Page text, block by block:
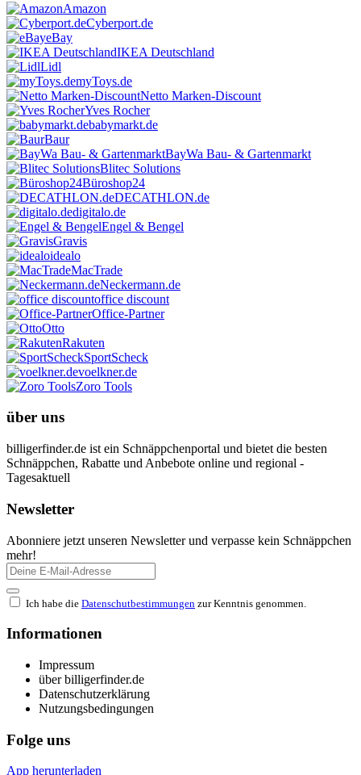
Amazon
Cyberport.de
eBay
IKEA Deutschland
Lidl
myToys.de
Netto Marken-Discount
Yves Rocher
babymarkt.de
Baur
BayWa Bau- & Gartenmarkt
Blitec Solutions
Büroshop24
DECATHLON.de
digitalo.de
Engel & Bengel
Gravis
idealo
MacTrade
Neckermann.de
office discount
Office-Partner
Otto
Rakuten
SportScheck
voelkner.de
Zoro Tools
über uns
billigerfinder.de ist ein Schnäppchenportal und bietet die besten
Schnäppchen, Rabatte und Anbebote online und regional -
Tagesaktuell
Newsletter
Abonniere jetzt unseren Newsletter und verpasse kein Schnäppchen
mehr!
Ich habe die Datenschutbestimmungen zur Kenntnis genommen.
Informationen
Impressum
über billigerfinder.de
Datenschutzerklärung
Nutzungsbedingungen
Folge uns
App herunterladen